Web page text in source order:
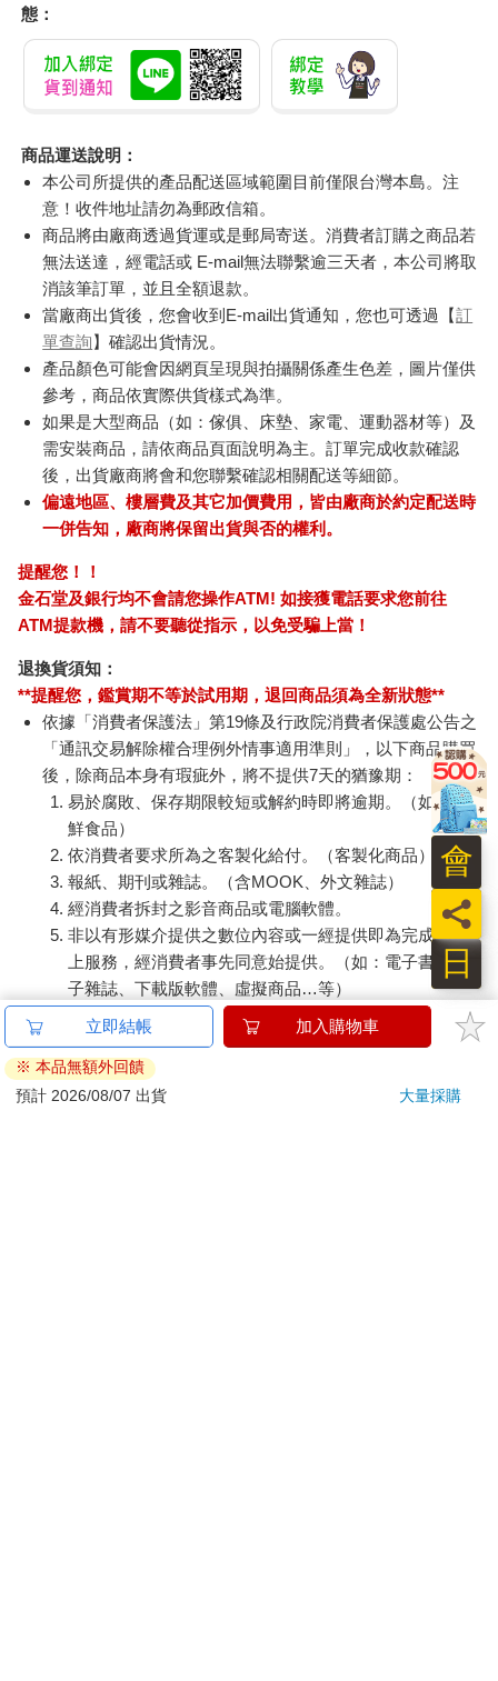
態：
商品運送說明：
本公司所提供的產品配送區域範圍目前僅限台灣本島。注
意！收件地址請勿為郵政信箱。
商品將由廠商透過貨運或是郵局寄送。消費者訂購之商品若
無法送達，經電話或 E-mail無法聯繫逾三天者，本公司將取
消該筆訂單，並且全額退款。
當廠商出貨後，您會收到E-mail出貨通知，您也可透過【訂
單查詢】確認出貨情況。
產品顏色可能會因網頁呈現與拍攝關係產生色差，圖片僅供
參考，商品依實際供貨樣式為準。
如果是大型商品（如：傢俱、床墊、家電、運動器材等）及
需安裝商品，請依商品頁面說明為主。訂單完成收款確認
後，出貨廠商將會和您聯繫確認相關配送等細節。
偏遠地區、樓層費及其它加價費用，皆由廠商於約定配送時
一併告知，廠商將保留出貨與否的權利。
提醒您！！
金石堂及銀行均不會請您操作ATM! 如接獲電話要求您前往
ATM提款機，請不要聽從指示，以免受騙上當！
退換貨須知：
**提醒您，鑑賞期不等於試用期，退回商品須為全新狀態**
依據「消費者保護法」第19條及行政院消費者保護處公告之
「通訊交易解除權合理例外情事適用準則」，以下商品購買
後，除商品本身有瑕疵外，將不提供7天的猶豫期：
易於腐敗、保存期限較短或解約時即將逾期。（如：生
鮮食品）
依消費者要求所為之客製化給付。（客製化商品）
報紙、期刊或雜誌。（含MOOK、外文雜誌）
經消費者拆封之影音商品或電腦軟體。
非以有形媒介提供之數位內容或一經提供即為完成之線
上服務，經消費者事先同意始提供。（如：電子書、電
子雜誌、下載版軟體、虛擬商品…等）
已拆封之個人衛生用品。（如：內衣褲、刮鬍刀、除毛
若非上列種類商品，均享有到貨7天的猶豫期（含例假
日）。
立即結帳 加入購物車
※ 本品無額外回饋
預計 2026/08/07 出貨
大量採購
日
員
會